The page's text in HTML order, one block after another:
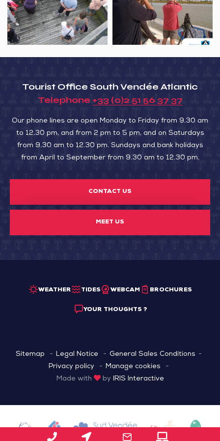
découverte
de
la
d’amour
d’Arçay
Tourist Office South Vendée Atlantic
Telephone +33 (0)2 51 56 37 37
Our phone lines are open Monday to Friday from 9.30 am
to 12.30 pm, and from 2 pm to 5 pm, and on Saturdays
from 9.30 am to 12.30 pm. Sundays and bank holidays
from April to September from 9.30 am to 12.30 pm.
CONTACT US
MEET US
WEATHER TIDES WEBCAM BROCHURES
YOUR THOUGHTS ?
Sitemap Legal Notice
General Sales Conditions
Privacy policy
Manage cookies
Made with
by IRIS Interactive